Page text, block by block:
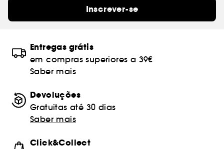
Inscrever-se
Entregas grátis
em compras superiores a 39€
Saber mais
Devoluções
Gratuitas até 30 dias
Saber mais
Click&Collect